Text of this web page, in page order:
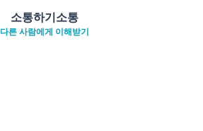
소통하기소통
다른 사람에게 이해받기